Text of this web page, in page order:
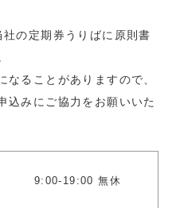
社の定期券うりばに原則書
なることがありますので、
込みにご協力をお願いいた
9:00-19:00 無休